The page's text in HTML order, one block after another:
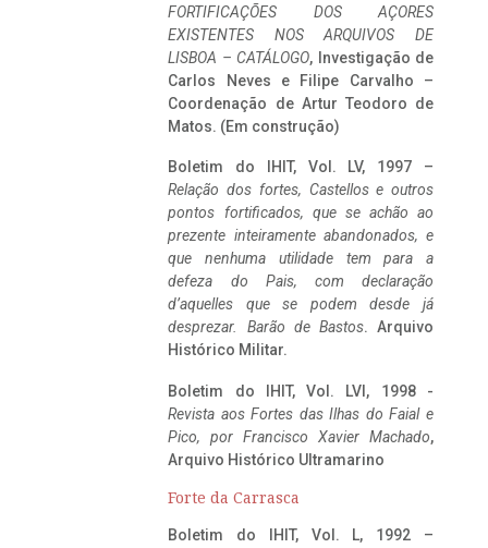
FORTIFICAÇÕES DOS AÇORES
EXISTENTES NOS ARQUIVOS DE
LISBOA – CATÁLOGO, Investigação de
Carlos Neves e Filipe Carvalho –
Coordenação de Artur Teodoro de
Matos. (Em construção)
Boletim do IHIT, Vol. LV, 1997 –
Relação dos fortes, Castellos e outros
pontos fortificados, que se achão ao
prezente inteiramente abandonados, e
que nenhuma utilidade tem para a
defeza do Pais, com declaração
d’aquelles que se podem desde já
desprezar. Barão de Bastos. Arquivo
Histórico Militar.
Boletim do IHIT, Vol. LVI, 1998 -
Revista aos Fortes das Ilhas do Faial e
Pico, por Francisco Xavier Machado,
Arquivo Histórico Ultramarino
Forte da Carrasca
Boletim do IHIT, Vol. L, 1992 –